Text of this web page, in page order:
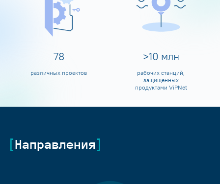
80
различных проектов
>10 млн
рабочих станций,
защищенных
продуктами ViPNet
Направления